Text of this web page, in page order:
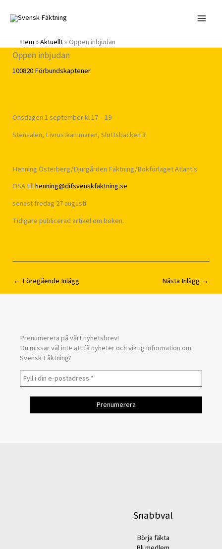
innehåll
Hem»Aktuellt»Öppen inbjudan
Öppen inbjudan
100820Förbundskaptener
Onsdagen 1 september kl 17 – 19
Stensalen, Livrustkammaren, Slottsbacken 3
Henning Österberg/Djurgården Fäktning/Bokförlaget Atlantis
OSA tillhenning@difsvenskfaktning.se
senast fredag 27 augusti
Tidigare publicerad artikel om boken.
← Föregående Inlägg Nästa Inlägg →
Prenumerera på vårt nyhetsbrev!
Du missar väl inte att få nyheter och viktig information om
Svensk Fäktning?
Snabbval
Börja fäkta